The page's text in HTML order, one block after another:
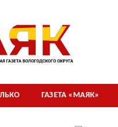
ГАЗЕТА «МАЯК»